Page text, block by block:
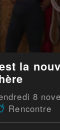
la
8
Rencontre